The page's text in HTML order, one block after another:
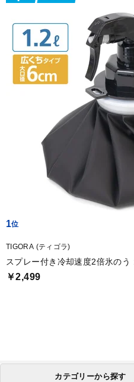
1
TIGORA (ティゴラ)
スプレー付き冷却速度2倍氷の
￥2,499
カテゴリーから探す